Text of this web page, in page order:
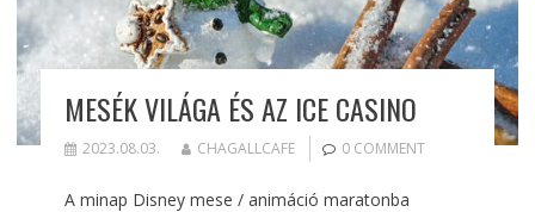
MESÉK VILÁGA ÉS AZ ICE CASINO
2023.08.03. CHAGALLCAFE 0 COMMENT
A minap Disney mese / animáció maratonba